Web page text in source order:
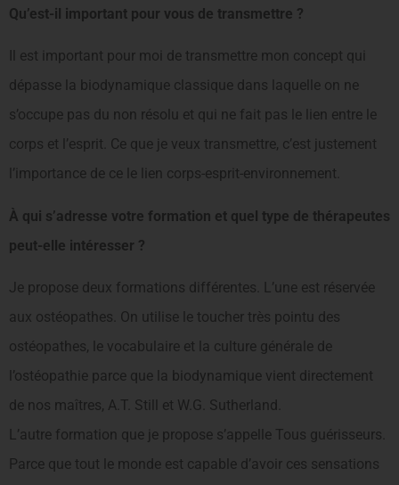
Qu’est-il important pour vous de transmettre ?
Il est important pour moi de transmettre mon concept qui
dépasse la biodynamique classique dans laquelle on ne
s’occupe pas du non résolu et qui ne fait pas le lien entre le
corps et l’esprit. Ce que je veux transmettre, c’est justement
l’importance de ce le lien corps-esprit-environnement.
À qui s’adresse votre formation et quel type de thérapeutes
peut-elle intéresser ?
Je propose deux formations différentes. L’une est réservée
aux ostéopathes. On utilise le toucher très pointu des
ostéopathes, le vocabulaire et la culture générale de
l’ostéopathie parce que la biodynamique vient directement
de nos maîtres, A.T. Still et W.G. Sutherland.
L’autre formation que je propose s’appelle Tous guérisseurs.
Parce que tout le monde est capable d’avoir ces sensations